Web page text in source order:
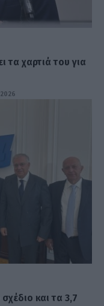
τα χαρτιά του για
και τα 3,7